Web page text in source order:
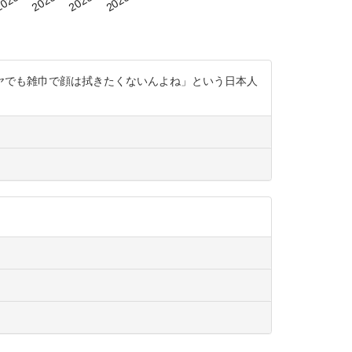
も雑巾で顔は拭きたくないんよね」という日本人